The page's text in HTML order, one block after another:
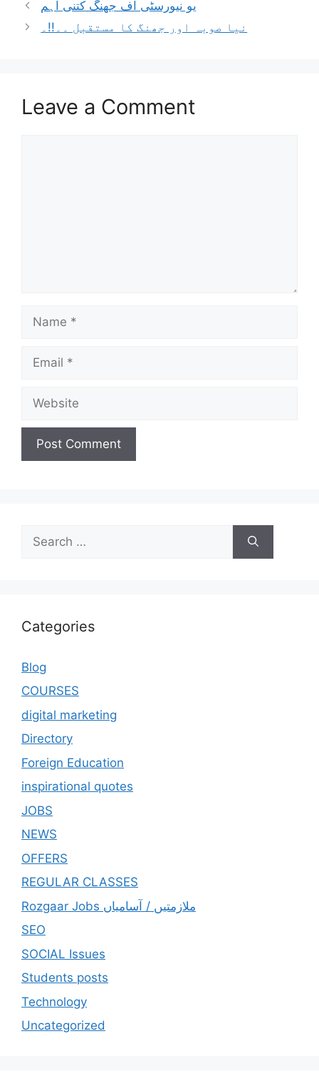
يو نيورسٹی آف جھنگ کتنی اہم
نيا صوبہ اور جھنگ کا مستقبل ۔۔!!۔
Leave a Comment
Categories
Blog
COURSES
digital marketing
Directory
Foreign Education
inspirational quotes
JOBS
NEWS
OFFERS
REGULAR CLASSES
Rozgaar Jobs ملازمتيں / آسامياں
SEO
SOCIAL Issues
Students posts
Technology
Uncategorized